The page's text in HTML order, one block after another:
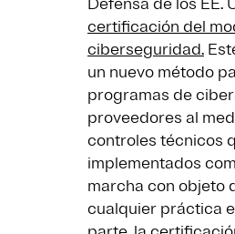
certificación del
ciberseguridad.
un nuevo método
programas de
proveedores al
controles técnicos
implementados
marcha con objeto
cualquier práctica